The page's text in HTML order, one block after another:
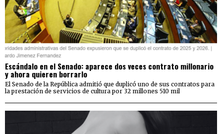
Escándalo en el Senado: aparece dos veces contrato millonario
y ahora quieren borrarlo
El Senado de la República admitió que duplicó uno de sus contratos para
la prestación de servicios de cultura por 32 millones 510 mil